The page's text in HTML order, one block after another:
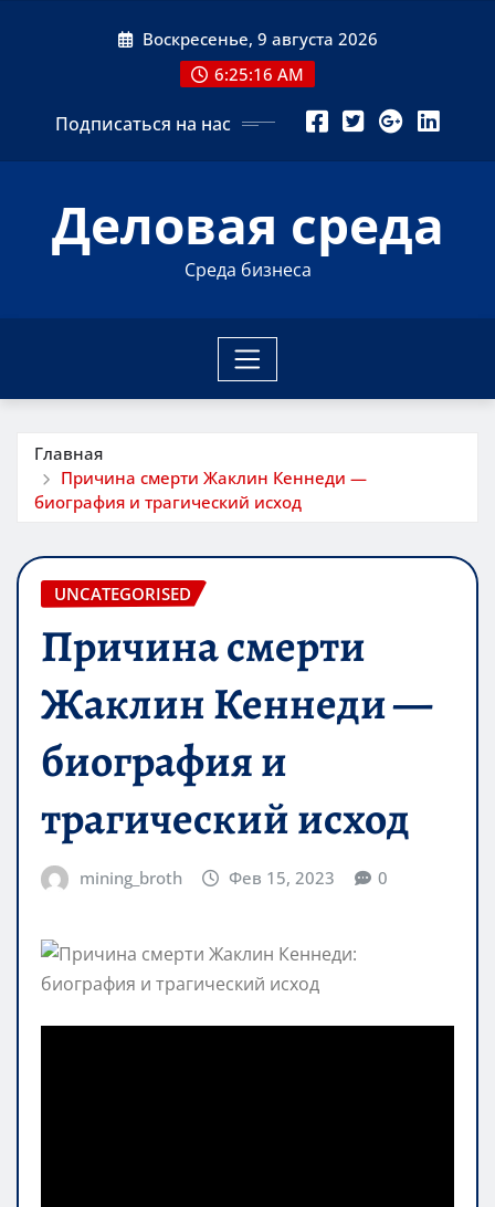
Воскресенье, 9 августа 2026
6:25:17 AM
Подписаться на нас
Деловая среда
Среда бизнеса
Главная
Причина смерти Жаклин Кеннеди —
биография и трагический исход
UNCATEGORISED
Причина смерти
Жаклин Кеннеди —
биография и
трагический исход
mining_broth Фев 15, 2023 0